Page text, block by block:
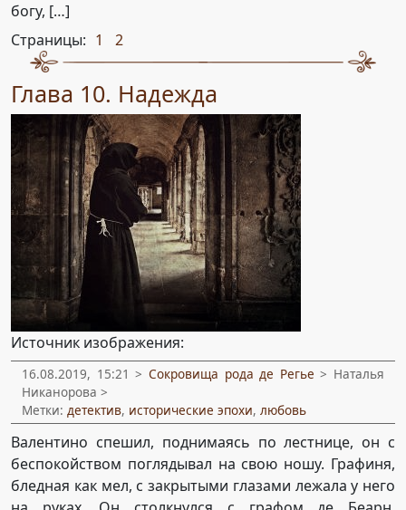
богу, […]
Страницы: 1 2
Глава 10. Надежда
Источник изображения:
16.08.2019, 15:21 > Сокровища рода де Регье > Наталья
Никанорова >
Метки: детектив, исторические эпохи, любовь
Валентино спешил, поднимаясь по лестнице, он с
беспокойством поглядывал на свою ношу. Графиня,
бледная как мел, с закрытыми глазами лежала у него